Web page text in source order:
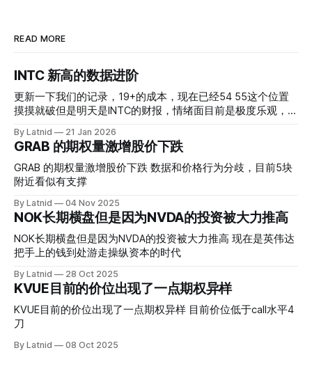
READ MORE
INTC 新高的数据进阶
更新一下我们的记录，19+的成本，现在已经54 55这个位置
摸摸就破但是明天是INTC的财报，情绪面目前是极度乐观，反
是突破前的支撑CC感觉可以做，放远些, 因为18A的经验还未
真正得到普遍大众的关注，当然财报可以继续出新消息顶一下
压力位置。 数据在70驻扎 整体呈现 47 – 60 短期位置
By Latnid 21 Jan 2026
GRAB 的期权量激增股价下跌
GRAB 的期权量激增股价下跌 数据和价格行为分歧，目前5块
附近看似有支撑
By Latnid 04 Nov 2025
NOK长期横盘但是因为NVDA的投资被大力推高
NOK长期横盘但是因为NVDA的投资被大力推高 现在是英伟达
把手上的钱到处游走操纵资本的时代
By Latnid 28 Oct 2025
KVUE目前的价位出现了一点期权异样
KVUE目前的价位出现了一点期权异样 目前价位低于call水平4
刀
By Latnid 08 Oct 2025